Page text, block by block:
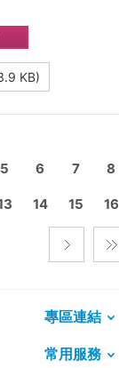
KB)
5 6 7 8
14 15 16
專區連結
常用服務